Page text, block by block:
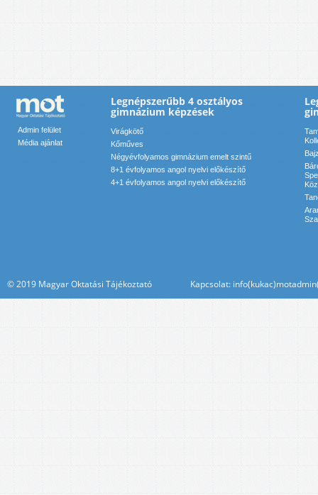
Admin felület
Média ajánlat
Legnépszerűbb 4 osztályos
gimnázium képzések
Virágkötő
Kőműves
Négyévfolyamos gimnázium emelt szintű
8+1 évfolyamos angol nyelvi előkészítő
4+1 évfolyamos angol nyelvi előkészítő
© 2019 Magyar Oktatási Tájékoztató Kapcsolat: